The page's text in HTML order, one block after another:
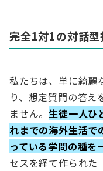
完全1対1の対話
私たちは、単に綺麗
り、想定質問の答え
ません。生徒一人ひ
れまでの海外生活で
っている学問の種を
セスを経て作られた